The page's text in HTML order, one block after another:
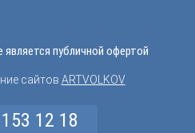
публичной офертой
сайтов ARTVOLKOV
12 18